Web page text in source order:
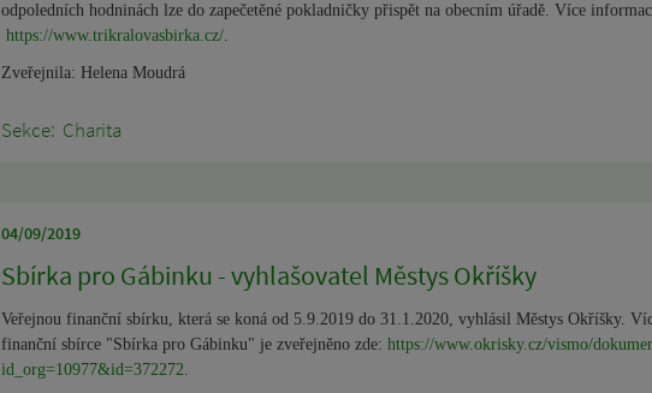
odpoledních hodninách lze do zapečetěné pokladničky přispět na obecním úřadě. Více
https://www.trikralovasbirka.cz/.
Zveřejnila: Helena Moudrá
Sekce: Charita
04/09/2019
Sbírka pro Gábinku - vyhlašovatel Městys Okříšky
Veřejnou finanční sbírku, která se koná od 5.9.2019 do 31.1.2020, vyhlásil Městys Okříšky.
finanční sbírce "Sbírka pro Gábinku" je zveřejněno zde: https://www.okrisky.cz/vismo/
id_org=10977&id=372272.